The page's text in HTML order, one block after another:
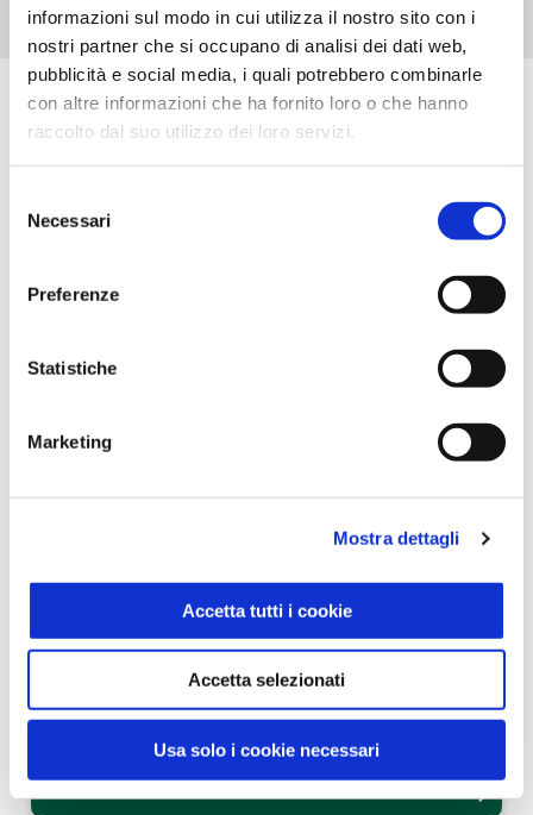
informazioni sul modo in cui utilizza il nostro sito con i
nostri partner che si occupano di analisi dei dati web,
pubblicità e social media, i quali potrebbero combinarle
con altre informazioni che ha fornito loro o che hanno
raccolto dal suo utilizzo dei loro servizi.
delNecessari
Preferenze
Statistiche
Marketing
Mostra dettagli
Accetta tutti i cookie
Accetta selezionati
Usa solo i cookie necessari
Scopri tutti i prodotti correlati
Radicchio Tondo Rosso
Gusto & Passione